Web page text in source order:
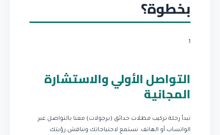
بخطوة؟
1
التواصل الأولي والاستشارة
المجانية
تبدأ رحلة تركيب مظلات حدائق (برجولات) معنا بالتواصل عبر
الواتساب أو الهاتف. نستمع لاحتياجاتك ونناقش رؤيتك